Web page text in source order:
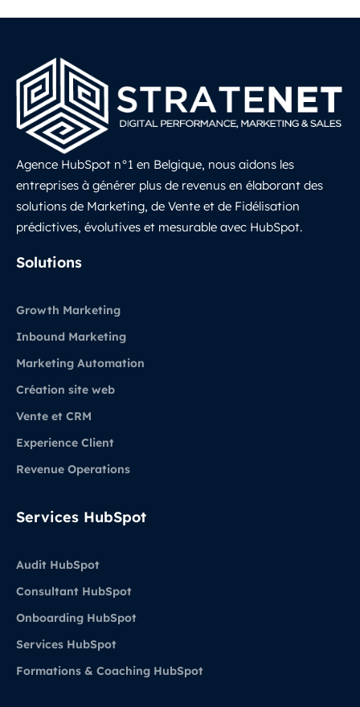
Agence HubSpot n°1 en Belgique, nous aidons les
entreprises à générer plus de revenus en élaborant des
solutions de Marketing, de Vente et de Fidélisation
prédictives, évolutives et mesurable avec HubSpot.
Solutions
Growth Marketing
Inbound Marketing
Marketing Automation
Création site web
Vente et CRM
Experience Client
Revenue Operations
Services HubSpot
Audit HubSpot
Consultant HubSpot
Onboarding HubSpot
Services HubSpot
Formations & Coaching HubSpot